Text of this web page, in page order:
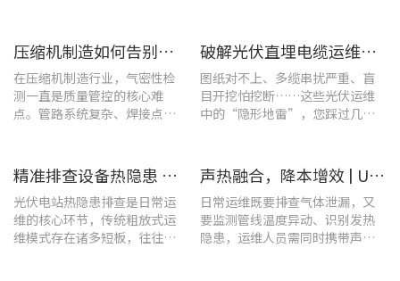
压缩机制造如何告别“气密性焦虑”?UT568F红外声热成像仪实战揭秘
在压缩机制造行业，气密性检
测一直是质量管控的核心难
点。管路系统复杂、焊接点众
破解光伏直埋电缆运维难题：UT689B智能管线探测仪实测纪实
图纸对不上、多缆串扰严重、盲
目开挖怕挖断……这些光伏运维
中的“隐形地雷”，您踩过几
​精准排查设备热隐患 | UTi640J智能型红外热成像仪赋能光伏电站高效运维
光伏电站热隐患排查是日常运
维的核心环节，传统粗放式运
维模式存在诸多短板，往往面
声热融合，降本增效 | UT568F红外声成像仪，以智能巡检筑牢气体厂区安全屏障
日常运维既要排查气体泄漏，又
要监测管线温度异动、识别发热
隐患，运维人员需同时携带声学